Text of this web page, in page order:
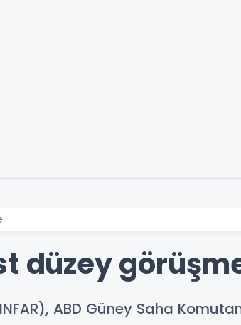
düzey
ABD Güney Saha